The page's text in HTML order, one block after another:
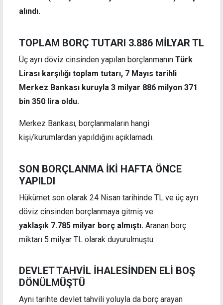
alındı.
TOPLAM BORÇ TUTARI 3.886 MİLYAR TL
Üç ayrı döviz cinsinden yapılan borçlanmanın Türk
Lirası karşılığı toplam tutarı, 7 Mayıs tarihli
Merkez Bankası kuruyla 3 milyar 886 milyon 371
bin 350 lira oldu.
Merkez Bankası, borçlanmaların hangi
kişi/kurumlardan yapıldığını açıklamadı.
SON BORÇLANMA İKİ HAFTA ÖNCE
YAPILDI
Hükümet son olarak 24 Nisan tarihinde TL ve üç ayrı
döviz cinsinden borçlanmaya gitmiş ve
yaklaşık 7.785 milyar borç almıştı. Aranan borç
miktarı 5 milyar TL olarak duyurulmuştu.
DEVLET TAHVİL İHALESİNDEN ELİ BOŞ
DÖNÜLMÜŞTÜ
Aynı tarihte devlet tahvili yoluyla da borç arayan